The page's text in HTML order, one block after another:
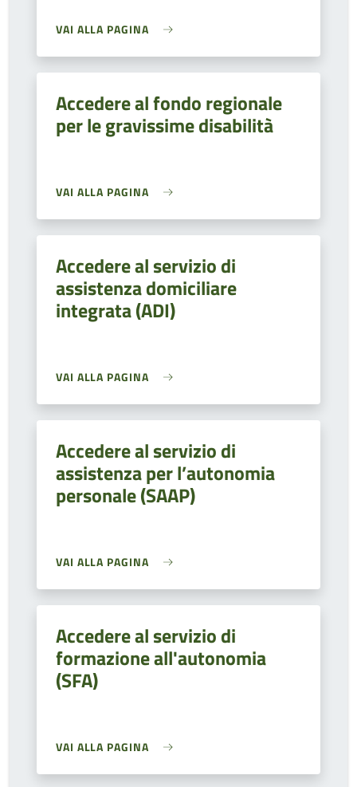
VAI ALLA PAGINA
Accedere al fondo regionale
per le gravissime disabilità
VAI ALLA PAGINA
Accedere al servizio di
assistenza domiciliare
integrata (ADI)
VAI ALLA PAGINA
Accedere al servizio di
assistenza per l’autonomia
personale (SAAP)
VAI ALLA PAGINA
Accedere al servizio di
formazione all'autonomia
(SFA)
VAI ALLA PAGINA